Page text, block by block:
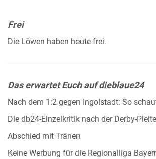
Frei
Die Löwen haben heute frei.
Das erwartet Euch auf dieblaue24
Nach dem 1:2 gegen Ingolstadt: So
Die db24-Einzelkritik nach der Derby-Pleite
Abschied mit Tränen
Keine Werbung für die Regionalliga